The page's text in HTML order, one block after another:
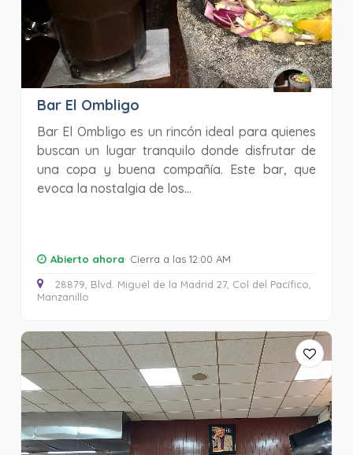
Bar El Ombligo
Bar El Ombligo es un rincón ideal para quienes
buscan un lugar tranquilo donde disfrutar de
una copa y buena compañía. Este bar, que
evoca la nostalgia de los...
Abierto ahora· Cierra a las 12:00 AM
28879, Blvd. Miguel de la Madrid 27, Col del Pacífico,
Manzanillo